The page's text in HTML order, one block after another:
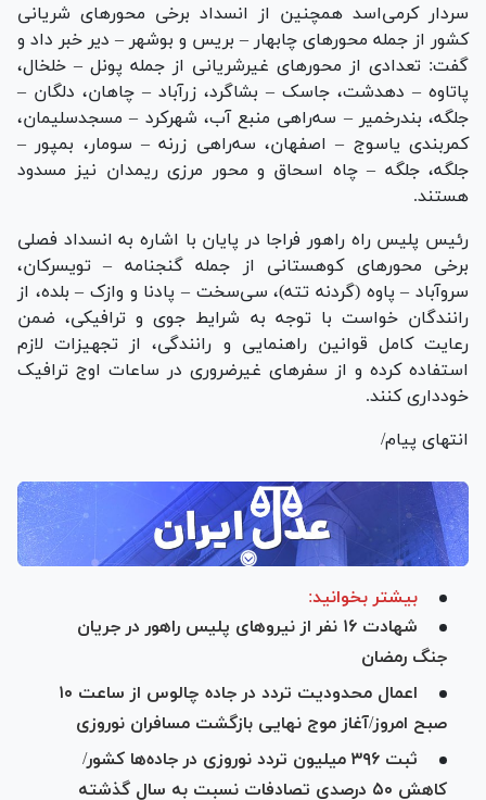
سردار کرمی‌اسد همچنین از انسداد برخی محور‌های شریانی
کشور از جمله محور‌های چابهار – بریس و بوشهر – دیر خبر داد و
گفت: تعدادی از محور‌های غیرشریانی از جمله پونل – خلخال،
پاتاوه – دهدشت، جاسک – بشاگرد، زرآباد – چاهان، دلگان –
جلگه، بندرخمیر – سه‌راهی منبع آب، شهرکرد – مسجدسلیمان،
کمربندی یاسوج – اصفهان، سه‌راهی زرنه – سومار، بمپور –
جلگه، جلگه – چاه اسحاق و محور مرزی ریمدان نیز مسدود
هستند.
رئیس پلیس راه راهور فراجا در پایان با اشاره به انسداد فصلی
برخی محور‌های کوهستانی از جمله گنجنامه – تویسرکان،
سروآباد – پاوه (گردنه تته)، سی‌سخت – پادنا و وازک – بلده، از
رانندگان خواست با توجه به شرایط جوی و ترافیکی، ضمن
رعایت کامل قوانین راهنمایی و رانندگی، از تجهیزات لازم
استفاده کرده و از سفر‌های غیرضروری در ساعات اوج ترافیک
خودداری کنند.
انتهای پیام/
بیشتر بخوانید:
شهادت ۱۶ نفر از نیرو‌های پلیس راهور در جریان
جنگ رمضان
اعمال محدودیت تردد در جاده چالوس از ساعت ۱۰
صبح امروز/آغاز موج نهایی بازگشت مسافران نوروزی
ثبت ۳۹۶ میلیون تردد نوروزی در جاده‌ها کشور/
کاهش ۵۰ درصدی تصادفات نسبت به سال گذشته